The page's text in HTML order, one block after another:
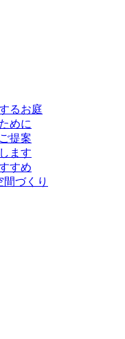
るお庭
めに
提案
ます
すめ
づくり